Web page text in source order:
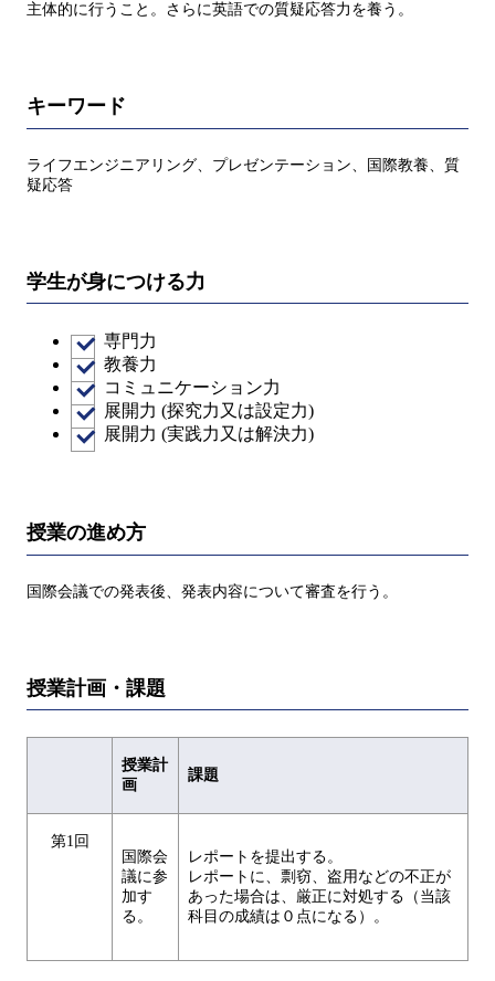
主体的に行うこと。さらに英語での質疑応答力を養う。
キーワード
ライフエンジニアリング、プレゼンテーション、国際教養、質
疑応答
学生が身につける力
専門力
教養力
コミュニケーション力
展開力 (探究力又は設定力)
展開力 (実践力又は解決力)
授業の進め方
国際会議での発表後、発表内容について審査を行う。
授業計画・課題
授業計
画
課題
第1回
国際会
議に参
加す
る。
レポートを提出する。
レポートに、剽窃、盗用などの不正が
あった場合は、厳正に対処する（当該
科目の成績は０点になる）。